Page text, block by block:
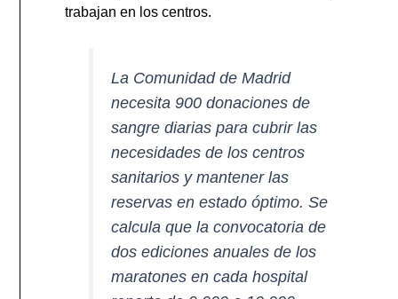
trabajan en los centros.
La Comunidad de Madrid
necesita 900 donaciones de
sangre diarias para cubrir las
necesidades de los centros
sanitarios y mantener las
reservas en estado óptimo. Se
calcula que la convocatoria de
dos ediciones anuales de los
maratones en cada hospital